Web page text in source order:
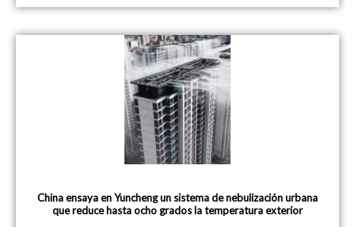
China ensaya en Yuncheng un sistema de nebulización urbana
que reduce hasta ocho grados la temperatura exterior